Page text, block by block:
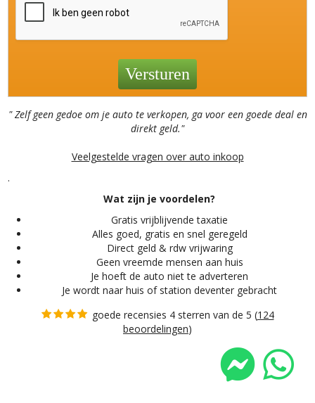
" Zelf geen gedoe om je auto te verkopen, ga voor een goede deal en
direkt geld."
Veelgestelde vragen over auto inkoop
.
Wat zijn je voordelen?
Gratis vrijblijvende taxatie
Alles goed, gratis en snel geregeld
Direct geld & rdw vrijwaring
Geen vreemde mensen aan huis
Je hoeft de auto niet te adverteren
Je wordt naar huis of station deventer gebracht
goede recensies 4 sterren van de 5 (124
beoordelingen)